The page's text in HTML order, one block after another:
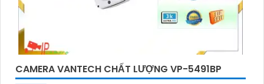
CAMERA VANTECH CHẤT LƯỢNG VP-5491BP